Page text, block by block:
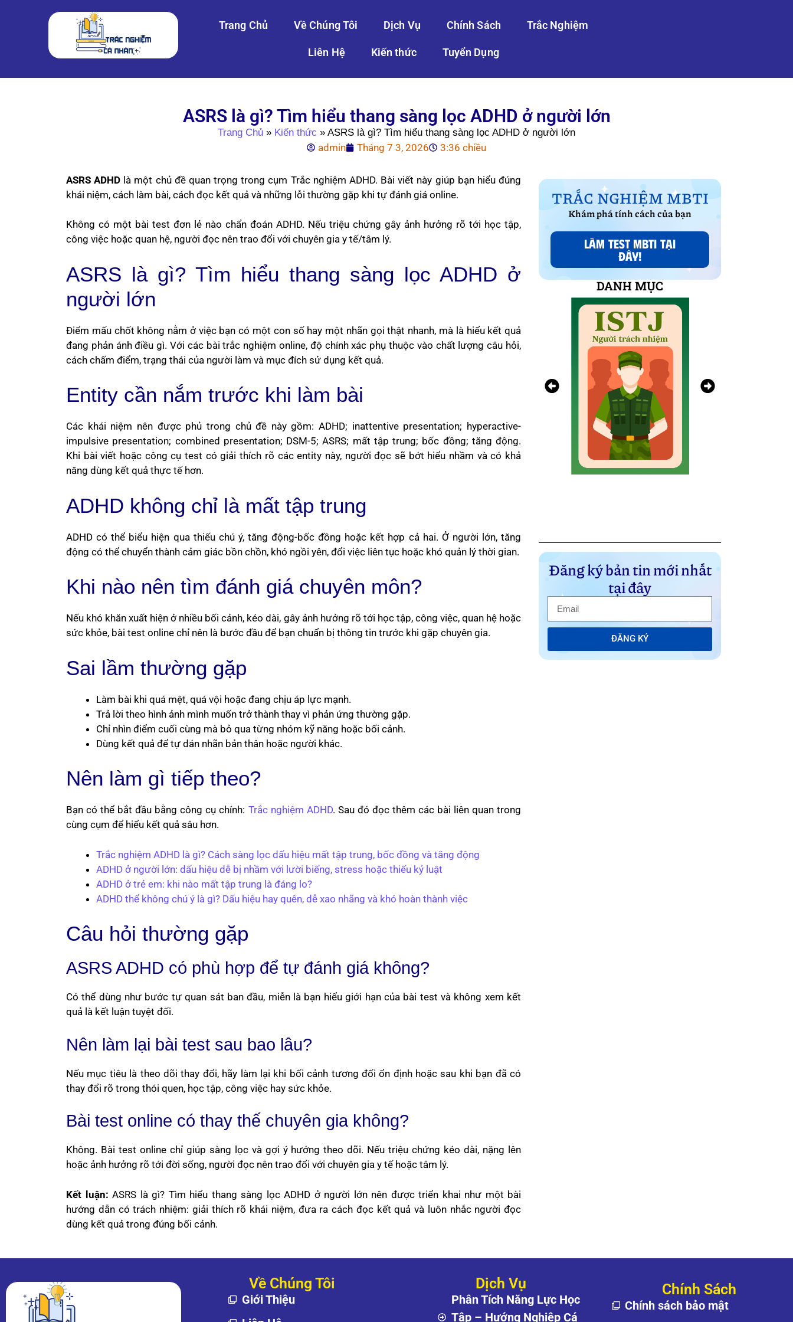
Trang Chủ Về Chúng Tôi Dịch Vụ Chính Sách Trắc Nghiệm
Liên Hệ Kiến thức Tuyển Dụng
ASRS là gì? Tìm hiểu thang sàng lọc ADHD ở người lớn
Trang Chủ » Kiến thức » ASRS là gì? Tìm hiểu thang sàng lọc ADHD ở người lớn
admin Tháng 7 3, 2026 3:36 chiều
ASRS ADHD là một chủ đề quan trọng trong cụm Trắc nghiệm ADHD. Bài viết này giúp bạn hiểu đúng
khái niệm, cách làm bài, cách đọc kết quả và những lỗi thường gặp khi tự đánh giá online.
Không có một bài test đơn lẻ nào chẩn đoán ADHD. Nếu triệu chứng gây ảnh hưởng rõ tới học tập,
công việc hoặc quan hệ, người đọc nên trao đổi với chuyên gia y tế/tâm lý.
ASRS là gì? Tìm hiểu thang sàng lọc ADHD ở
người lớn
Điểm mấu chốt không nằm ở việc bạn có một con số hay một nhãn gọi thật nhanh, mà là hiểu kết quả
đang phản ánh điều gì. Với các bài trắc nghiệm online, độ chính xác phụ thuộc vào chất lượng câu hỏi,
cách chấm điểm, trạng thái của người làm và mục đích sử dụng kết quả.
Entity cần nắm trước khi làm bài
Các khái niệm nên được phủ trong chủ đề này gồm: ADHD; inattentive presentation; hyperactive-
impulsive presentation; combined presentation; DSM-5; ASRS; mất tập trung; bốc đồng; tăng động.
Khi bài viết hoặc công cụ test có giải thích rõ các entity này, người đọc sẽ bớt hiểu nhầm và có khả
năng dùng kết quả thực tế hơn.
ADHD không chỉ là mất tập trung
ADHD có thể biểu hiện qua thiếu chú ý, tăng động-bốc đồng hoặc kết hợp cả hai. Ở người lớn, tăng
động có thể chuyển thành cảm giác bồn chồn, khó ngồi yên, đổi việc liên tục hoặc khó quản lý thời gian.
Khi nào nên tìm đánh giá chuyên môn?
Nếu khó khăn xuất hiện ở nhiều bối cảnh, kéo dài, gây ảnh hưởng rõ tới học tập, công việc, quan hệ hoặc
sức khỏe, bài test online chỉ nên là bước đầu để bạn chuẩn bị thông tin trước khi gặp chuyên gia.
Sai lầm thường gặp
Làm bài khi quá mệt, quá vội hoặc đang chịu áp lực mạnh.
Trả lời theo hình ảnh mình muốn trở thành thay vì phản ứng thường gặp.
Chỉ nhìn điểm cuối cùng mà bỏ qua từng nhóm kỹ năng hoặc bối cảnh.
Dùng kết quả để tự dán nhãn bản thân hoặc người khác.
Nên làm gì tiếp theo?
Bạn có thể bắt đầu bằng công cụ chính: Trắc nghiệm ADHD. Sau đó đọc thêm các bài liên quan trong
cùng cụm để hiểu kết quả sâu hơn.
Trắc nghiệm ADHD là gì? Cách sàng lọc dấu hiệu mất tập trung, bốc đồng và tăng động
ADHD ở người lớn: dấu hiệu dễ bị nhầm với lười biếng, stress hoặc thiếu kỷ luật
ADHD ở trẻ em: khi nào mất tập trung là đáng lo?
ADHD thể không chú ý là gì? Dấu hiệu hay quên, dễ xao nhãng và khó hoàn thành việc
Câu hỏi thường gặp
ASRS ADHD có phù hợp để tự đánh giá không?
Có thể dùng như bước tự quan sát ban đầu, miễn là bạn hiểu giới hạn của bài test và không xem kết
quả là kết luận tuyệt đối.
Nên làm lại bài test sau bao lâu?
Nếu mục tiêu là theo dõi thay đổi, hãy làm lại khi bối cảnh tương đối ổn định hoặc sau khi bạn đã có
thay đổi rõ trong thói quen, học tập, công việc hay sức khỏe.
Bài test online có thay thế chuyên gia không?
Không. Bài test online chỉ giúp sàng lọc và gợi ý hướng theo dõi. Nếu triệu chứng kéo dài, nặng lên
hoặc ảnh hưởng rõ tới đời sống, người đọc nên trao đổi với chuyên gia y tế hoặc tâm lý.
Kết luận: ASRS là gì? Tìm hiểu thang sàng lọc ADHD ở người lớn nên được triển khai như một bài
hướng dẫn có trách nhiệm: giải thích rõ khái niệm, đưa ra cách đọc kết quả và luôn nhắc người đọc
dùng kết quả trong đúng bối cảnh.
TRẮC NGHIỆM MBTI
Khám phá tính cách của bạn
LÀM TEST MBTI TẠI
ĐÂY!
DANH MỤC
Đăng ký bản tin mới nhất
tại đây
ĐĂNG KÝ
Về Chúng Tôi
Giới Thiệu
Dịch Vụ
Phân Tích Năng Lực Học
Tập – Hướng Nghiệp Cá
Chính Sách
Chính sách bảo mật